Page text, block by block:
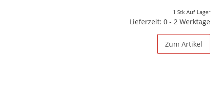
1 Stk Auf Lager
Lieferzeit: 0 - 2 Werktage
Zum Artikel